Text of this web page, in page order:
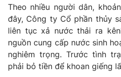
Hậu trường
Nhân vật
Khán giả
Giải sao mai
Điện ảnh
Âm nhạc
Sao
Đời sống
Du lịch
Làm đẹp
Giáo dục
Tuyển sinh
Theo nhiều người dân,
đây, Công ty Cổ phần thủy
liên tục xả nước thải ra
nguồn cung cấp nước sinh
nghiêm trọng. Trước tình
phải bỏ tiền để khoan giếng